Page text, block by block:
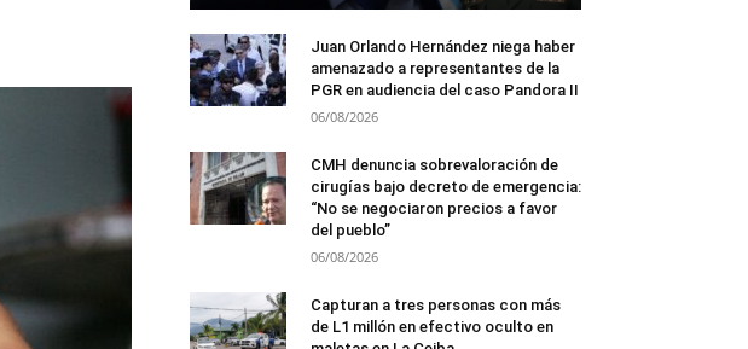
Juan Orlando Hernández niega haber
amenazado a representantes de la
PGR en audiencia del caso Pandora II
06/08/2026
CMH denuncia sobrevaloración de
cirugías bajo decreto de emergencia:
“No se negociaron precios a favor
del pueblo”
06/08/2026
Capturan a tres personas con más
de L1 millón en efectivo oculto en